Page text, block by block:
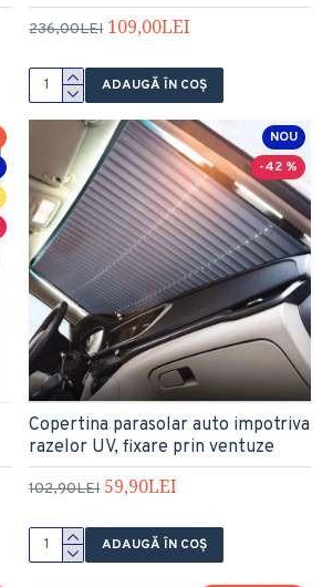
236,00LEI 109,00LEI
ADAUGĂ ÎN COŞ
NOU
-42 %
Copertina parasolar auto impotriva
razelor UV, fixare prin ventuze
102,90LEI 59,90LEI
ADAUGĂ ÎN COŞ